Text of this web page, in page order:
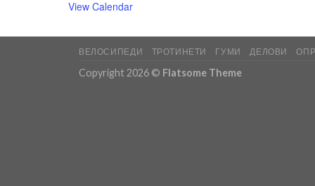
View Calendar
ВЕЛОСИПЕДИ ТРОТИНЕТИ ГУМИ ДЕЛОВИ
Copyright 2026 © Flatsome Theme